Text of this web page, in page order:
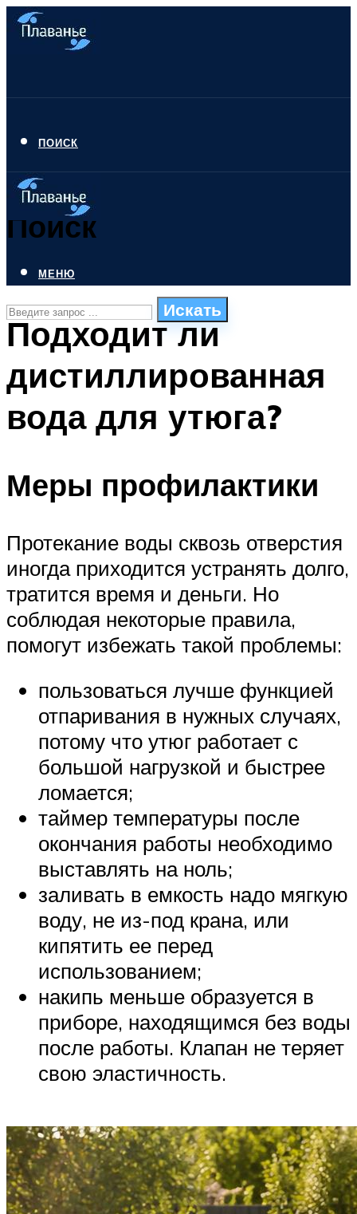
ПОИСК
Поиск
Искать
СТИЛИ ПЛАВАНЬЯ
ПЛАВАНЬЕ ДЛЯ ДЕТЕЙ
БАССЕЙН ДЛЯ ДОМА
МЕНЮ
МЕНЮ
Подходит ли
дистиллированная
вода для утюга?
Меры профилактики
Протекание воды сквозь отверстия
иногда приходится устранять долго,
тратится время и деньги. Но
соблюдая некоторые правила,
помогут избежать такой проблемы:
пользоваться лучше функцией
отпаривания в нужных случаях,
потому что утюг работает с
большой нагрузкой и быстрее
ломается;
таймер температуры после
окончания работы необходимо
выставлять на ноль;
заливать в емкость надо мягкую
воду, не из-под крана, или
кипятить ее перед
использованием;
накипь меньше образуется в
приборе, находящимся без воды
после работы. Клапан не теряет
свою эластичность.